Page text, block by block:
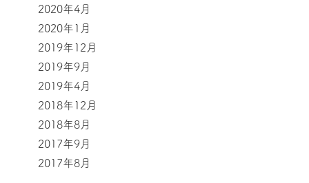
2020年4月
2020年1月
2019年12月
2019年9月
2019年4月
2018年12月
2018年8月
2017年9月
2017年8月